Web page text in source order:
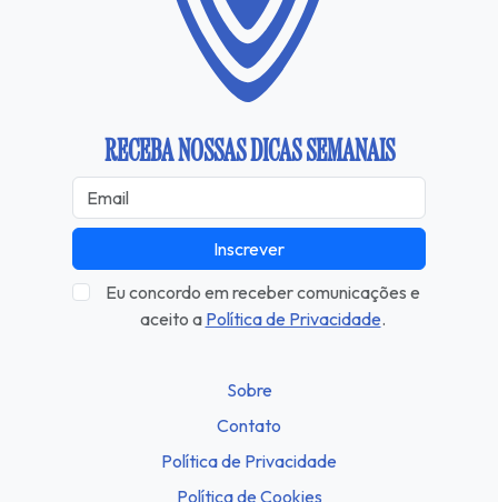
RECEBA NOSSAS DICAS SEMANAIS
Inscrever
Eu concordo em receber comunicações e
aceito a Política de Privacidade.
Sobre
Contato
Política de Privacidade
Política de Cookies